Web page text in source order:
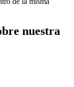
nuestra